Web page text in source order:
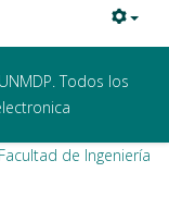
Todos los
de Ingeniería